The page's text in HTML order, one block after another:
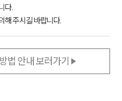
다.
해 주시길 바랍니다.
법 안내 보러가기